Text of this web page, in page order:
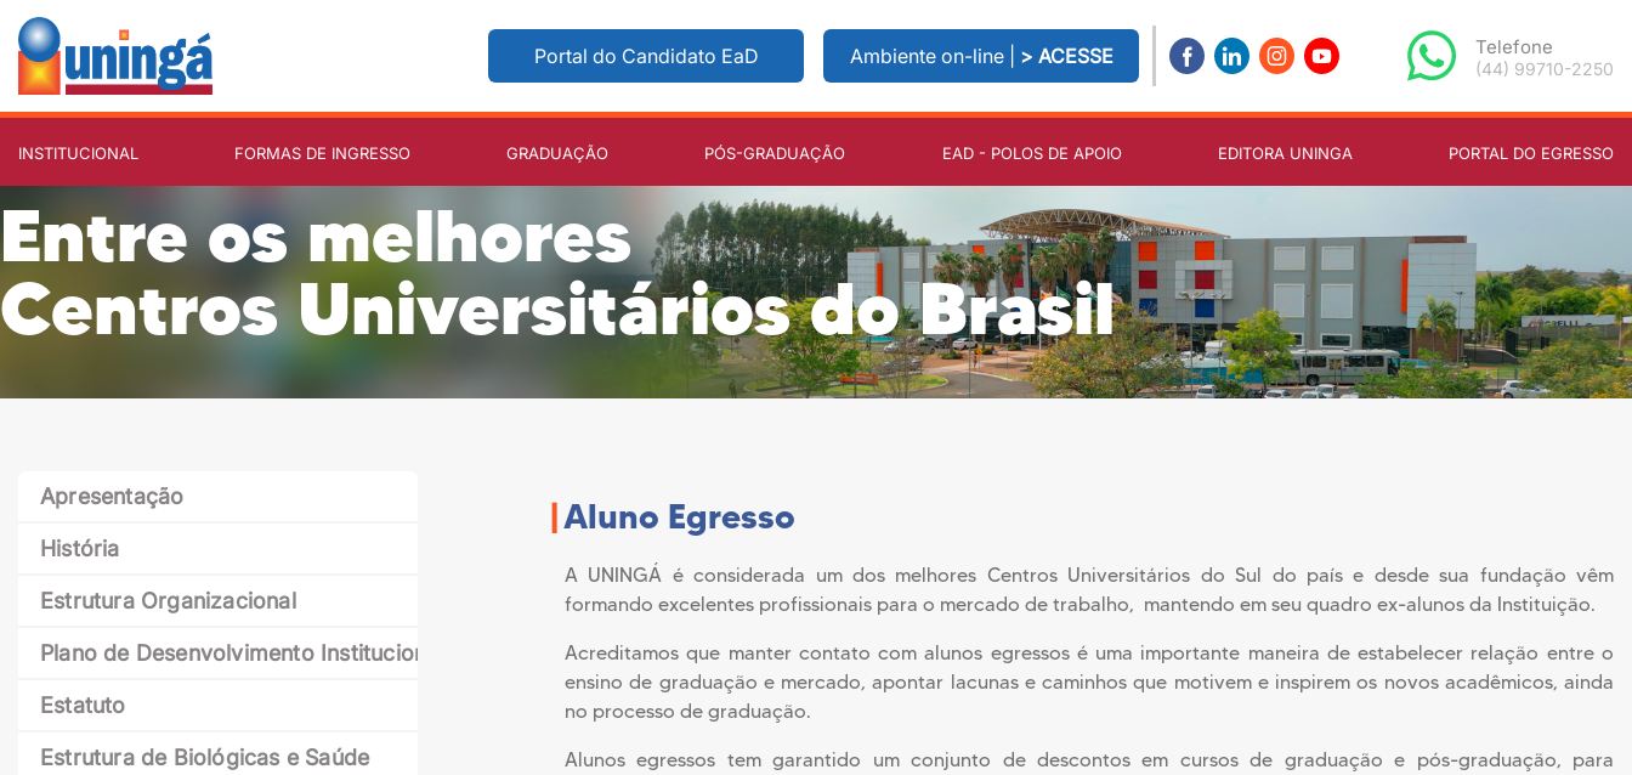
Portal do Candidato EaD Ambiente on-line | > ACESSE Telefone
(44) 99710-2250
INSTITUCIONAL FORMAS DE INGRESSO GRADUAÇÃO PÓS-GRADUAÇÃO EAD - POLOS DE APOIO EDITORA UNINGA PORTAL DO EGRESSO
Entre os melhores
Centros Universitários do Brasil
Apresentação
História
Estrutura Organizacional
Plano de Desenvolvimento Institucional
Estatuto
Estrutura de Biológicas e Saúde
|Aluno Egresso
A UNINGÁ é considerada um dos melhores Centros Universitários do Sul do país e desde sua fundação vêm
formando excelentes profissionais para o mercado de trabalho, mantendo em seu quadro ex-alunos da Instituição.
Acreditamos que manter contato com alunos egressos é uma importante maneira de estabelecer relação entre o
ensino de graduação e mercado, apontar lacunas e caminhos que motivem e inspirem os novos acadêmicos, ainda
no processo de graduação.
Alunos egressos tem garantido um conjunto de descontos em cursos de graduação e pós-graduação, para